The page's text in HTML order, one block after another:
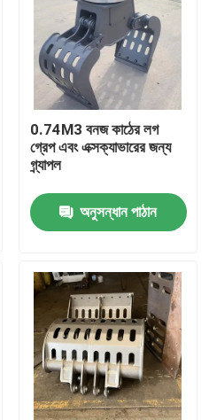
0.74M3 বনজ কাঠের লগ
গ্রেপ এবং এক্সক্যাভারের জন্য
গ্র্যাপল
অনুসন্ধান পাঠান